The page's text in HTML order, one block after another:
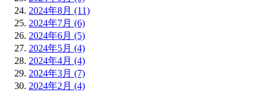
2024年8月 (11)
2024年7月 (6)
2024年6月 (5)
2024年5月 (4)
2024年4月 (4)
2024年3月 (7)
2024年2月 (4)